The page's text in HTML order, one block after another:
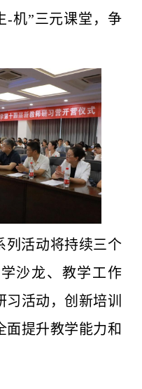
-机”三元课堂，争
列活动将持续三个
沙龙、教学工作
活动，创新培训
面提升教学能力和